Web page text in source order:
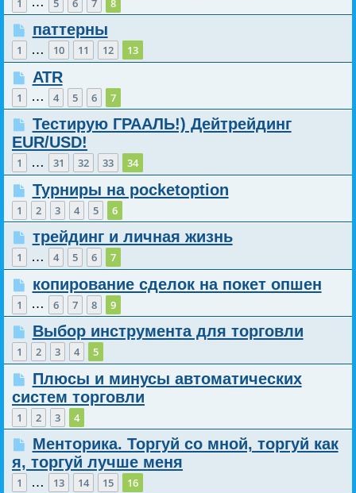
1 5 6 7 8
паттерны
1 … 10 11 12 13
ATR
1 … 4 5 6 7
Тестирую ГРААЛЬ!) Дейтрейдинг
EUR/USD!
1 … 31 32 33 34
Турниры на pocketoption
1 2 3 4 5 6
трейдинг и личная жизнь
1 … 4 5 6 7
копирование сделок на покет опшен
1 … 6 7 8 9
Выбор инструмента для торговли
1 2 3 4 5
Плюсы и минусы автоматических
систем торговли
1 2 3 4
Менторика. Торгуй со мной, торгуй как
я, торгуй лучше меня
1 … 13 14 15 16